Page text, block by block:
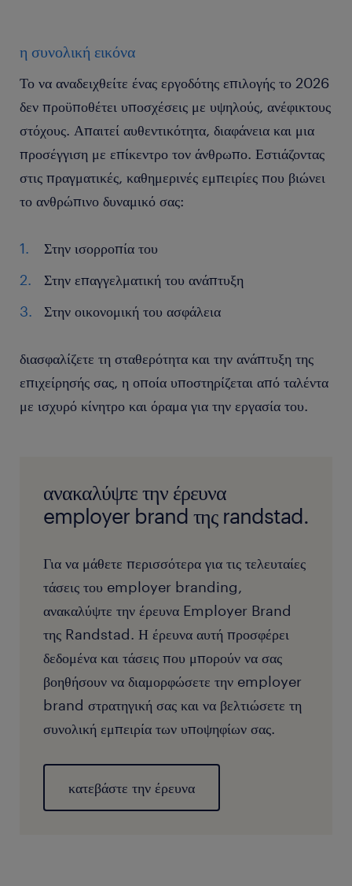
η συνολική εικόνα
Το να αναδειχθείτε ένας εργοδότης επιλογής το 2026
δεν προϋποθέτει υποσχέσεις με υψηλούς, ανέφικτους
στόχους. Απαιτεί αυθεντικότητα, διαφάνεια και μια
προσέγγιση με επίκεντρο τον άνθρωπο. Εστιάζοντας
στις πραγματικές, καθημερινές εμπειρίες που βιώνει
το ανθρώπινο δυναμικό σας:
Στην ισορροπία του
Στην επαγγελματική του ανάπτυξη
Στην οικονομική του ασφάλεια
διασφαλίζετε τη σταθερότητα και την ανάπτυξη της
επιχείρησής σας, η οποία υποστηρίζεται από ταλέντα
με ισχυρό κίνητρο και όραμα για την εργασία του.
ανακαλύψτε την έρευνα
employer brand της randstad.
Για να μάθετε περισσότερα για τις τελευταίες
τάσεις του employer branding,
ανακαλύψτε την έρευνα Employer Brand
της Randstad. Η έρευνα αυτή προσφέρει
δεδομένα και τάσεις που μπορούν να σας
βοηθήσουν να διαμορφώσετε την employer
brand στρατηγική σας και να βελτιώσετε τη
συνολική εμπειρία των υποψηφίων σας.
κατεβάστε την έρευνα